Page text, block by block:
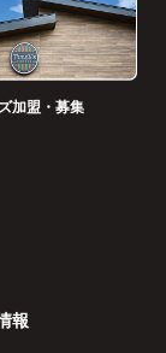
加盟・募集
報